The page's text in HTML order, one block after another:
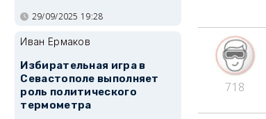
718
29/09/2025 19:28
Иван Ермаков
Избирательная игра в
Севастополе выполняет
роль политического
термометра